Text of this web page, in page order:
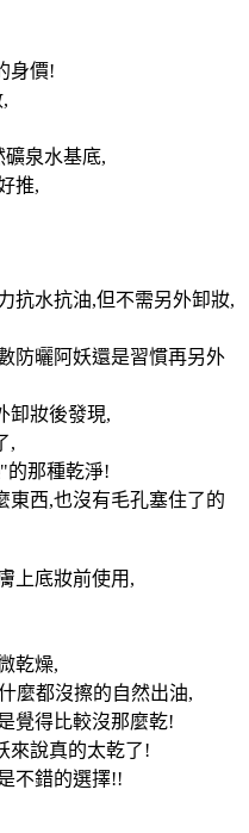
身價!
泉水基底,
推,
抗水抗油,但不需另外卸妝,
防曬阿妖還是習慣再另外
卸妝後發現,
,
"的那種乾淨!
東西,也沒有毛孔塞住了的
上底妝前使用,
乾燥,
麼都沒擦的自然出油,
覺得比較沒那麼乾!
來說真的太乾了!
不錯的選擇!!